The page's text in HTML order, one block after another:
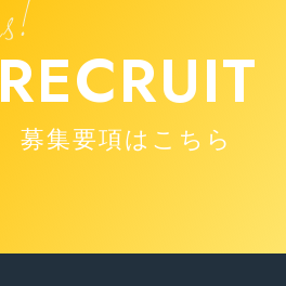
RECRUIT
募集要項はこちら